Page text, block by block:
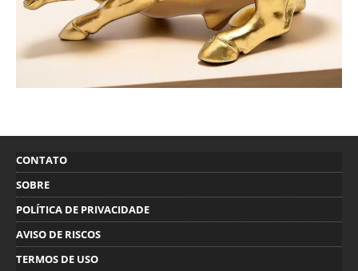
CONTATO
SOBRE
POLÍTICA DE PRIVACIDADE
AVISO DE RISCOS
TERMOS DE USO